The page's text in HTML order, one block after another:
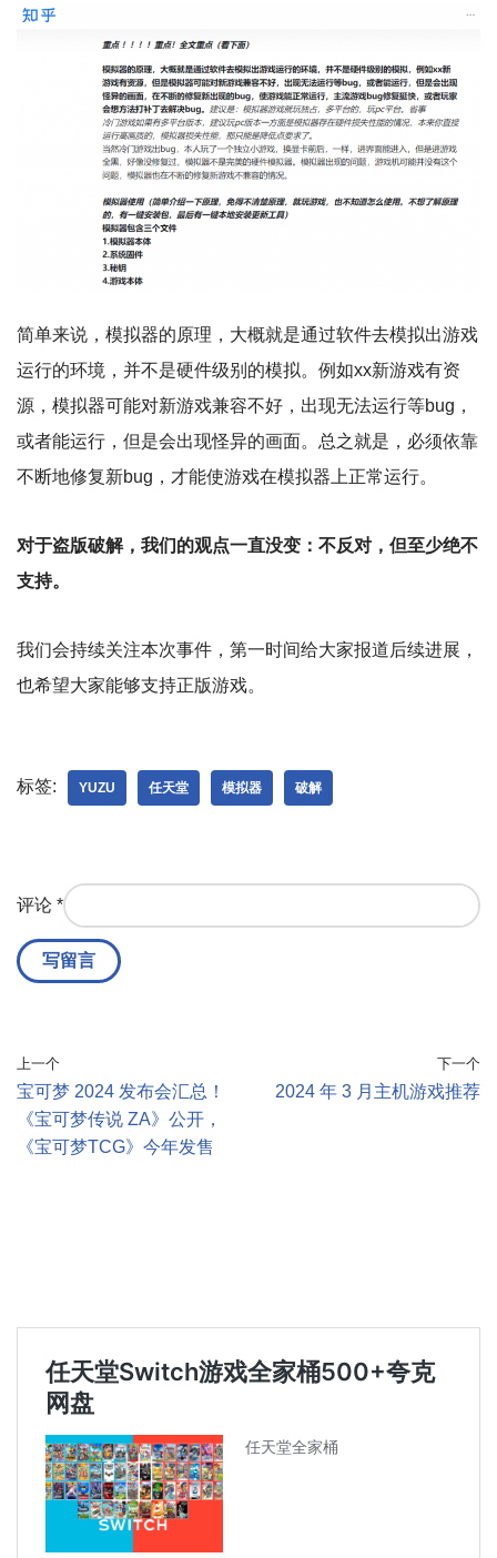
简单来说，模拟器的原理，大概就是通过软件去模拟出游戏
运行的环境，并不是硬件级别的模拟。例如xx新游戏有资
源，模拟器可能对新游戏兼容不好，出现无法运行等bug，
或者能运行，但是会出现怪异的画面。总之就是，必须依靠
不断地修复新bug，才能使游戏在模拟器上正常运行。
对于盗版破解，我们的观点一直没变：不反对，但至少绝不
支持。
我们会持续关注本次事件，第一时间给大家报道后续进展，
也希望大家能够支持正版游戏。
标签: YUZU 任天堂 模拟器 破解
评论 *
上一个
宝可梦 2024 发布会汇总！
《宝可梦传说 ZA》公开，
《宝可梦TCG》今年发售
下一个
2024 年 3 月主机游戏推荐